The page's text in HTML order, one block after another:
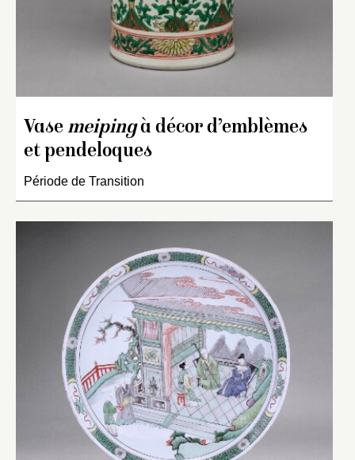
Vase meipingà décor d’emblèmes
et pendeloques
Période de Transition